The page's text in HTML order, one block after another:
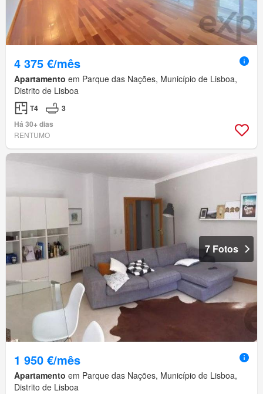
4 375 €/mês
Apartamento em Parque das Nações, Município de Lisboa,
Distrito de Lisboa
T4
3
Há 30+ dias
RENTUMO
7 Fotos
1 950 €/mês
Apartamento em Parque das Nações, Município de Lisboa,
Distrito de Lisboa